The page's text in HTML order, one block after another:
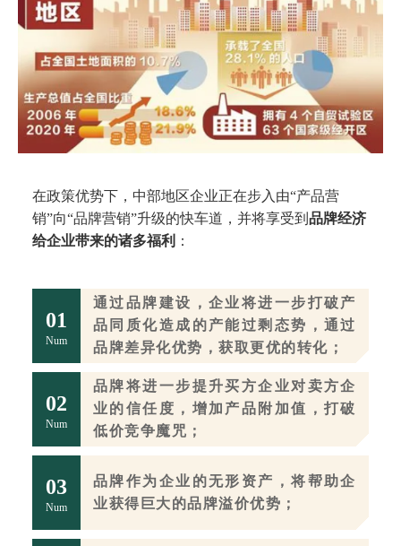
在政策优势下，中部地区企业正在步入由“产品营
销”向“品牌营销”升级的快车道，并将享受到 品牌经济
给企业带来的诸多福利 ：
01
Num
通过品牌建设，企业将进一步打破产
品同质化造成的产能过剩态势，通过
品牌差异化优势，获取更优的转化；
02
Num
品牌将进一步提升买方企业对卖方企
业的信任度，增加产品附加值，打破
低价竞争魔咒；
03
Num
品牌作为企业的无形资产，将帮助企
业获得巨大的品牌溢价优势；